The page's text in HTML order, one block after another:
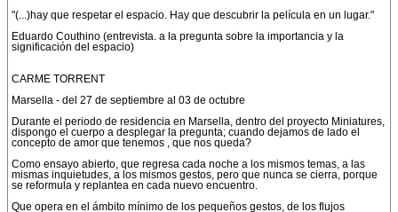
"(...)hay que respetar el espacio. Hay que descubrir la película en un lugar."
Eduardo Couthino (entrevista. a la pregunta sobre la importancia y la
significación del espacio)
CARME TORRENT
Marsella - del 27 de septiembre al 03 de octubre
Durante el periodo de residencia en Marsella, dentro del proyecto Miniatures,
dispongo el cuerpo a desplegar la pregunta; cuando dejamos de lado el
concepto de amor que tenemos , que nos queda?
Como ensayo abierto, que regresa cada noche a los mismos temas, a las
mismas inquietudes, a los mismos gestos, pero que nunca se cierra, porque
se reformula y replantea en cada nuevo encuentro.
Que opera en el ámbito mínimo de los pequeños gestos, de los flujos